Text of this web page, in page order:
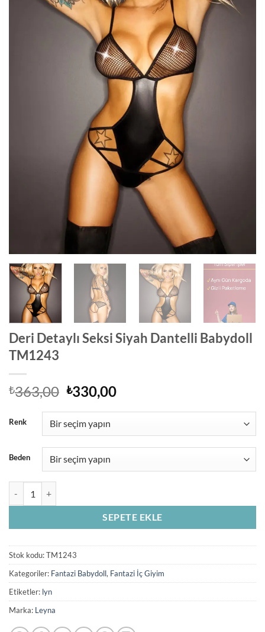
Deri Detaylı Seksi Siyah Dantelli Babydoll
TM1243
₺363,00 Orijinal
fiyat:
₺363,00.
₺330,00Şu
₺330,00.
Renk
Beden
SEPETE EKLE
Stok kodu:TM1243
Kategoriler: Fantazi Babydoll, Fantazi İç Giyim
Etiketler: lyn
Marka: Leyna